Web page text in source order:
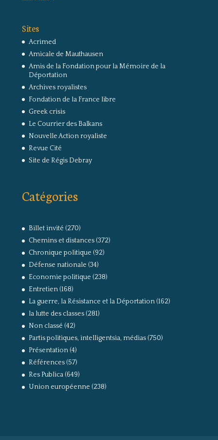
Sites
Acrimed
Amicale de Mauthausen
Amis de la Fondation pour la Mémoire de la
Déportation
Archives royalistes
Fondation de la France libre
Greek crisis
Le Courrier des Balkans
Nouvelle Action royaliste
Revue Cité
Site de Régis Debray
Catégories
Billet invité (270)
Chemins et distances(372)
Chronique politique (92)
Défense nationale (34)
Economie politique (238)
Entretien(168)
La guerre, la Résistance et la Déportation(162)
la lutte des classes(281)
Non classé (42)
Partis politiques, intelligentsia, médias(750)
Présentation(4)
Références(57)
Res Publica(649)
Union européenne (238)